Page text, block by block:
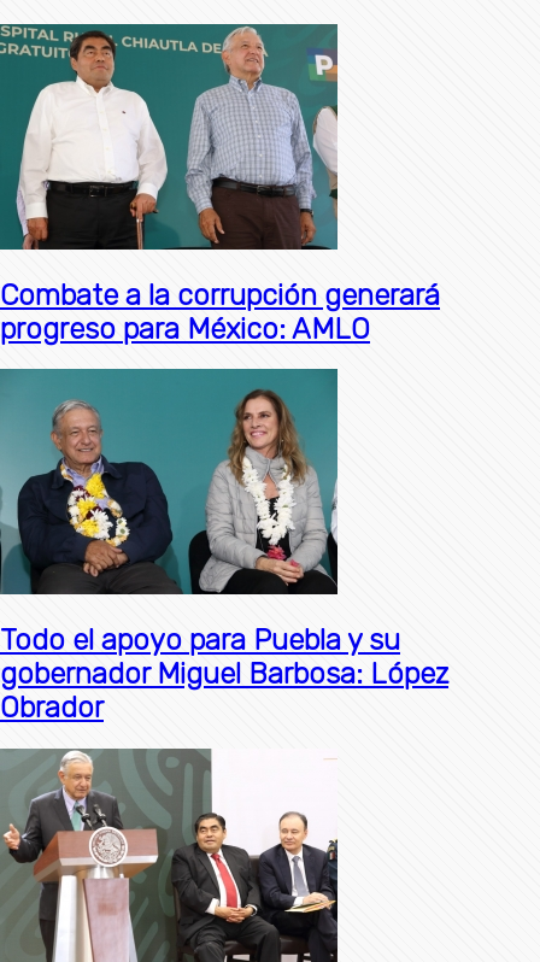
Combate a la corrupción generará
progreso para México: AMLO
Todo el apoyo para Puebla y su
gobernador Miguel Barbosa: López
Obrador